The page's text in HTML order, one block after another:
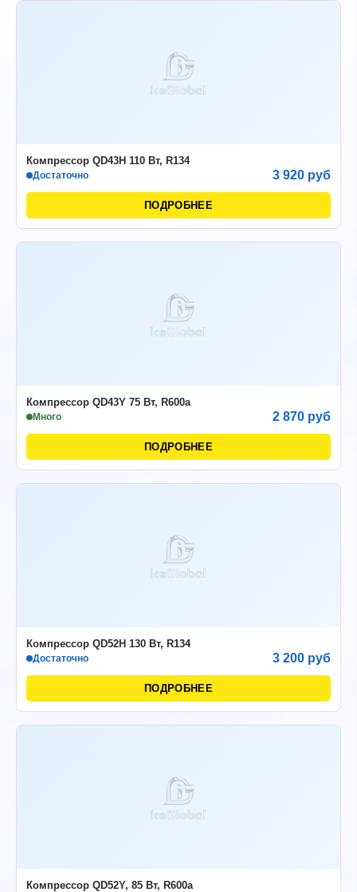
Компрессор QD43H 110 Вт, R134
Достаточно 3 920 руб
ПОДРОБНЕЕ
Компрессор QD43Y 75 Вт, R600a
Много 2 870 руб
ПОДРОБНЕЕ
Компрессор QD52H 130 Вт, R134
Достаточно 3 200 руб
ПОДРОБНЕЕ
Компрессор QD52Y, 85 Вт, R600а